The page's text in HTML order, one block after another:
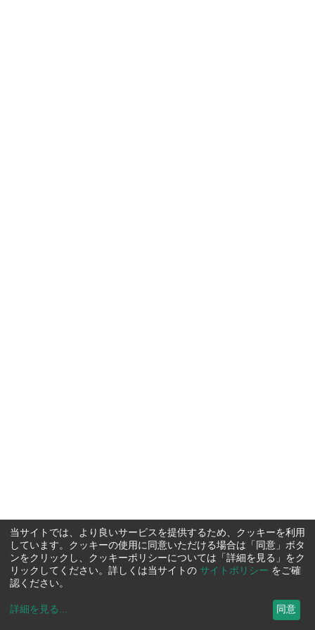
当サイトでは、より良いサービスを提供するため、クッキーを利用
しています。クッキーの使用に同意いただける場合は「同意」ボタ
ンをクリックし、クッキーポリシーについては「詳細を見る」をク
リックしてください。詳しくは当サイトの サイトポリシー をご確
認ください。
詳細を見る ... 同意